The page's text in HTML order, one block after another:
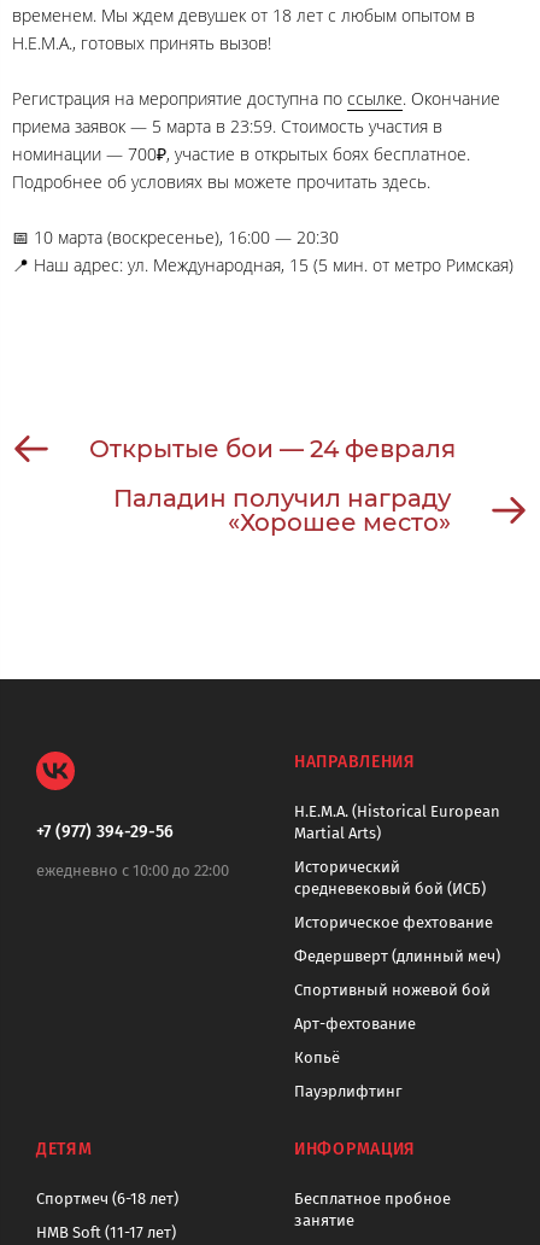
временем. Мы ждем девушек от 18 лет с любым опытом в
H.E.M.A., готовых принять вызов!
Регистрация на мероприятие доступна по ссылке. Окончание
приема заявок — 5 марта в 23:59. Стоимость участия в
номинации — 700₽, участие в открытых боях бесплатное.
Подробнее об условиях вы можете прочитать здесь.
📅 10 марта (воскресенье), 16:00 — 20:30
📍 Наш адрес: ул. Международная, 15 (5 мин. от метро Римская)
Открытые бои — 24 февраля
Паладин получил награду
«Хорошее место»
+7 (977) 394-29-56
ежедневно с 10:00 до 22:00
НАПРАВЛЕНИЯ
H.E.M.A. (Historical European
Martial Arts)
Исторический
средневековый бой (ИСБ)
Историческое фехтование
Федершверт (длинный меч)
Спортивный ножевой бой
Арт-фехтование
Копьё
Пауэрлифтинг
ДЕТЯМ
Спортмеч (6-18 лет)
HMB Soft (11-17 лет)
ИНФОРМАЦИЯ
Бесплатное пробное
занятие